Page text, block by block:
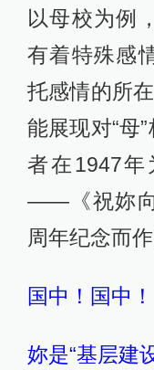
以母校为例
有着特殊感
托感情的所
能展现对“母
者在1947
——《祝妳向
周年纪念而作
国中！国中！
妳是“基层建